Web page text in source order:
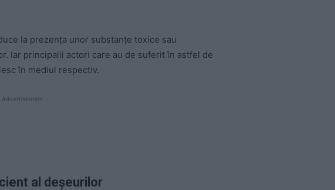
la prezența unor substanțe toxice sau
Iar principalii actori care au de suferit în astfel de
în mediul respectiv.
Advertisement -
al deșeurilor